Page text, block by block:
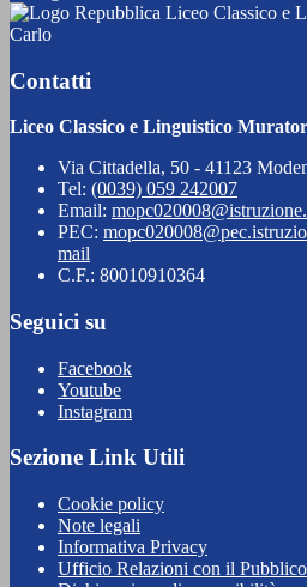
Liceo Classico e
Carlo
Contatti
Liceo Classico e Linguistico
Via Cittadella, 50 - 41123
Tel: (0039) 059 242007
Email:
PEC:
mail
C.F.: 80010910364
Seguici su
Facebook
Youtube
Instagram
Sezione Link Utili
Cookie policy
Note legali
Informativa Privacy
Ufficio Relazioni con il Pubblico